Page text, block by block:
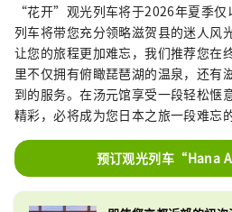
“花开”观光列车将于2026年夏季仅
列车将带您充分领略滋贺县的迷人风
让您的旅程更加难忘，我们推荐您在
里不仅拥有俯瞰琵琶湖的温泉，还有
到的服务。在汤元馆享受一段轻松惬
精彩，必将成为您日本之旅一段难忘
预订观光列车“Hana